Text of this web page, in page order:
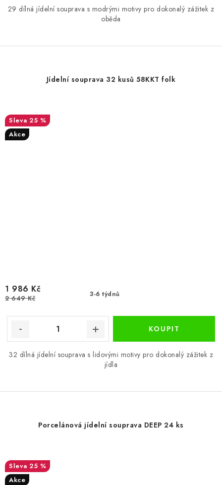
29 dílná jídelní souprava s modrými motivy pro dokonalý zážitek z
oběda
Jídelní souprava 32 kusů 58KKT folk
25 %
Akce
3-6 týdnů
1 986 Kč
2 649 Kč
32 dílná jídelní souprava s lidovými motivy pro dokonalý zážitek z
jídla
Porcelánová jídelní souprava DEEP 24 ks
25 %
Akce